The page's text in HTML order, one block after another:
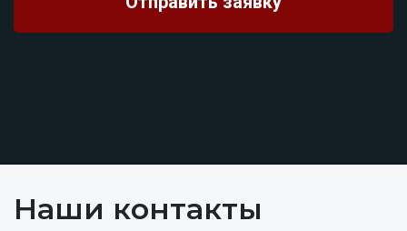
Наши контакты